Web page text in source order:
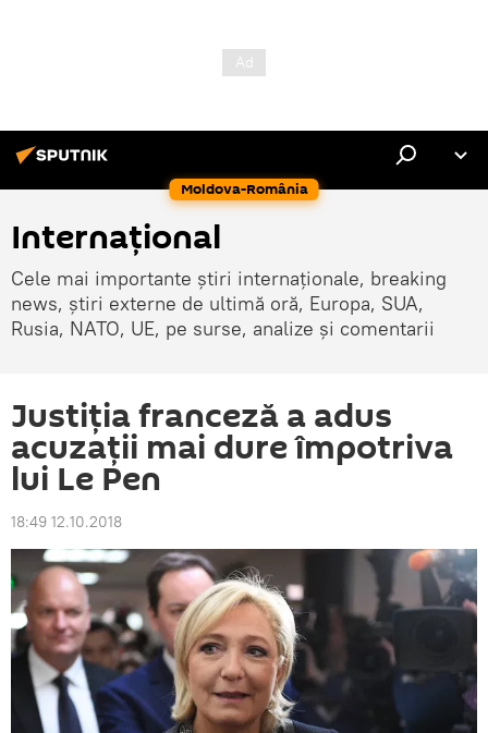
Moldova-România
Internaţional
Cele mai importante știri internaționale, breaking
news, știri externe de ultimă oră, Europa, SUA,
Rusia, NATO, UE, pe surse, analize și comentarii
Justiția franceză a adus
acuzații mai dure împotriva
lui Le Pen
18:49 12.10.2018